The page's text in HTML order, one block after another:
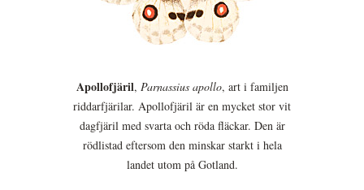
Apollofjäril, Parnassius apollo, art i familjen
riddarfjärilar. Apollofjäril är en mycket stor vit
dagfjäril med svarta och röda fläckar. Den är
rödlistad eftersom den minskar starkt i hela
landet utom på Gotland.